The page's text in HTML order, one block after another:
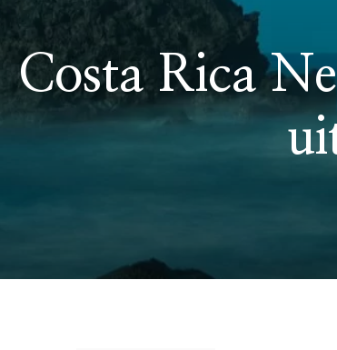
Costa Rica